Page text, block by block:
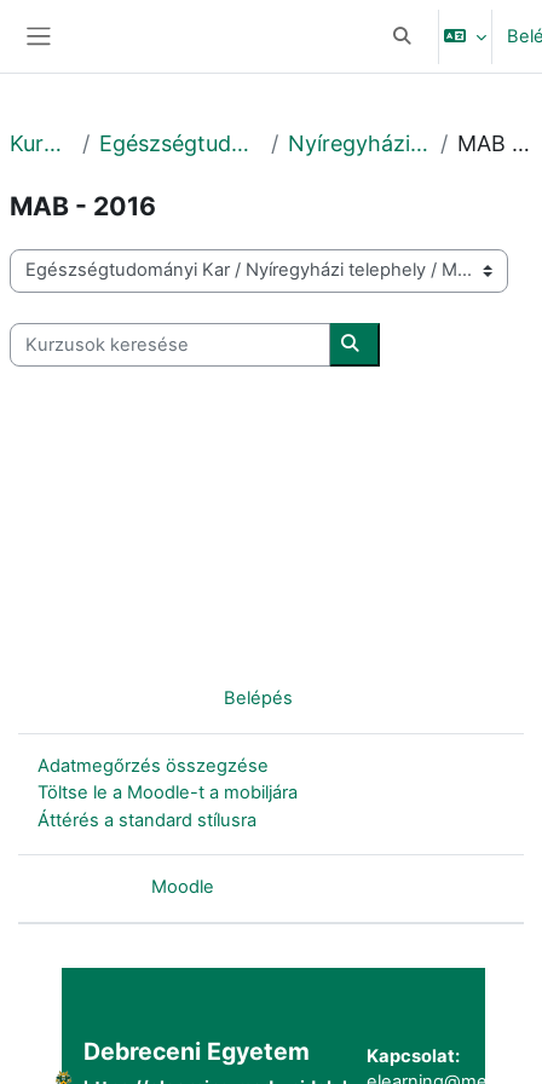
Keresési
Kurzusok Egészségtudományi Kar Nyíregyházi telephely MAB - 2016
MAB - 2016
Kurzuskategóriák
Kurzusok keresése
Kurzusok keresése
Belépés
Adatmegőrzés összegzése
Töltse le a Moodle-t a mobiljára
Áttérés a standard stílusra
Moodle
Debreceni Egyetem
Kapcsolat: